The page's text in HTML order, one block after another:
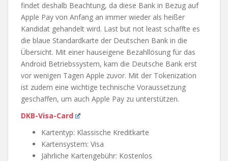
findet deshalb Beachtung, da diese Bank in Bezug auf
Apple Pay von Anfang an immer wieder als heißer
Kandidat gehandelt wird. Last but not least schaffte es
die blaue Standardkarte der Deutschen Bank in die
Übersicht. Mit einer hauseigene Bezahllösung für das
Android Betriebssystem, kam die Deutsche Bank erst
vor wenigen Tagen Apple zuvor. Mit der Tokenization
ist zudem eine wichtige technische Voraussetzung
geschaffen, um auch Apple Pay zu unterstützen.
DKB-Visa-Card
Kartentyp: Klassische Kreditkarte
Kartensystem: Visa
Jährliche Kartengebühr: Kostenlos